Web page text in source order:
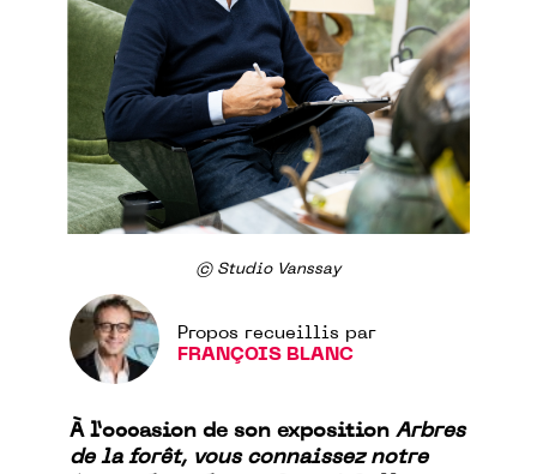
© Studio Vanssay
Propos recueillis par
FRANÇOIS BLANC
À l’occasion de son exposition Arbres
de la forêt, vous connaissez notre